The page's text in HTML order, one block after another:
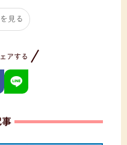
見る
アする
事